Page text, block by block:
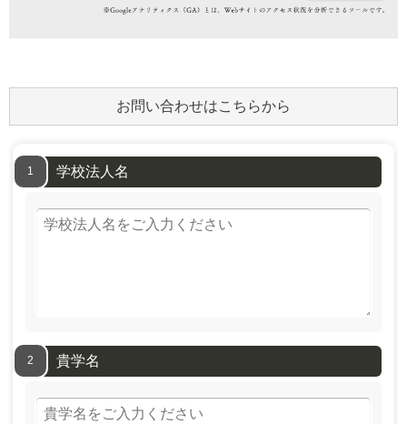
お問い合わせはこちらから
1 学校法人名
2 貴学名